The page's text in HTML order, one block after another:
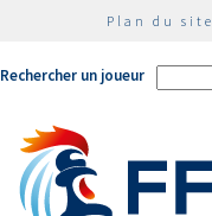
Plan du site
Rechercher un joueur